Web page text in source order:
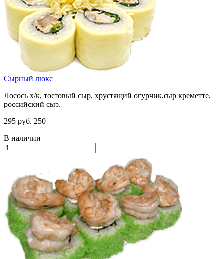
Сырный люкс
Лосось х/к, тостовый сыр, хрустящий огурчик,сыр креметте,
российский сыр.
295 руб. 250
В наличии